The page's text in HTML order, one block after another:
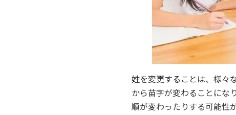
姓を変更することは、様々
から苗字が変わることにな
順が変わったりする可能性